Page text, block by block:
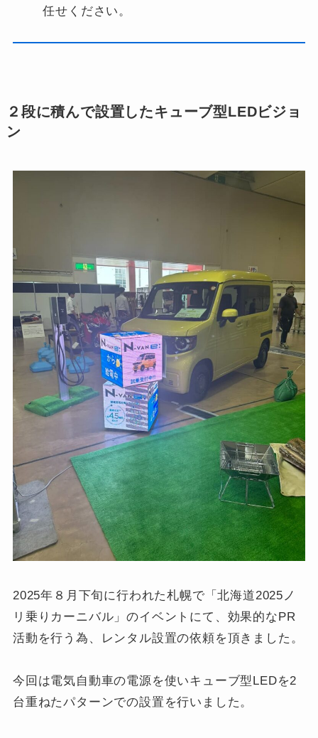
任せください。
２段に積んで設置したキューブ型LEDビジョ
ン
2025年８月下旬に行われた札幌で「北海道2025ノ
リ乗りカーニバル」のイベントにて、効果的なPR
活動を行う為、レンタル設置の依頼を頂きました。
今回は電気自動車の電源を使いキューブ型LEDを2
台重ねたパターンでの設置を行いました。